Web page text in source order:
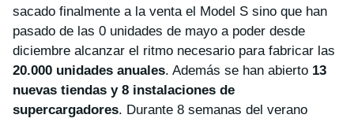
sacado finalmente a la venta el Model S sino que han
pasado de las 0 unidades de mayo a poder desde
diciembre alcanzar el ritmo necesario para fabricar las
20.000 unidades anuales. Además se han abierto 13
nuevas tiendas y 8 instalaciones de
supercargadores. Durante 8 semanas del verano